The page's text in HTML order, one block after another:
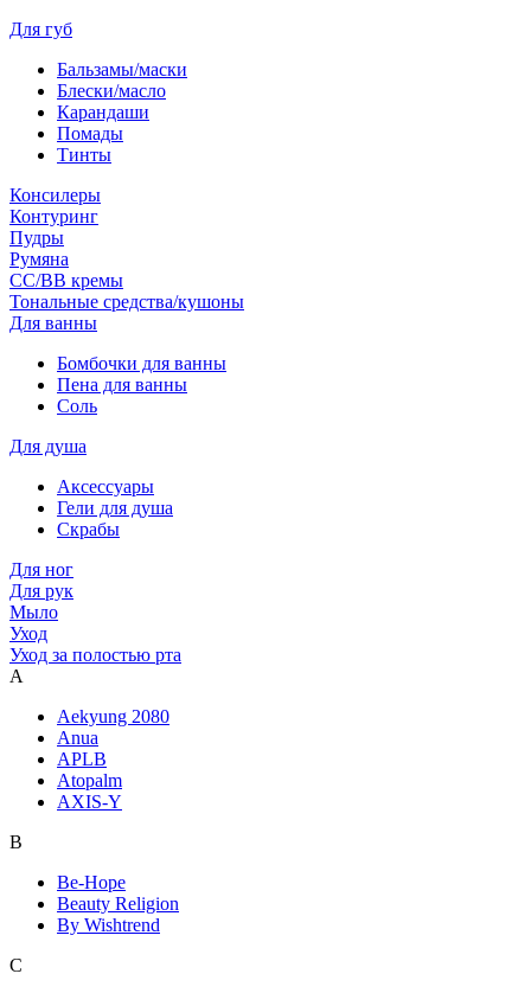
Для губ
Бальзамы/маски
Блески/масло
Карандаши
Помады
Тинты
Консилеры
Контуринг
Пудры
Румяна
СС/ВВ кремы
Тональные средства/кушоны
Для ванны
Бомбочки для ванны
Пена для ванны
Соль
Для душа
Аксессуары
Гели для душа
Скрабы
Для ног
Для рук
Мыло
Уход
Уход за полостью рта
A
Aekyung 2080
Anua
APLB
Atopalm
AXIS-Y
B
Be-Hope
Beauty Religion
By Wishtrend
C